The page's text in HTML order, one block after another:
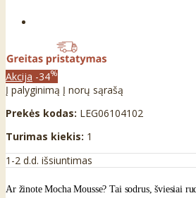
Akcija -34%
Į palyginimą Į norų sąrašą
Prekės kodas: LEG06104102
Turimas kiekis: 1
1-2 d.d. išsiuntimas
Ar žinote Mocha Mousse? Tai sodrus, šviesiai